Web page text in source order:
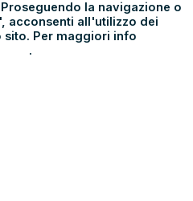
la navigazione o
acconsenti all'utilizzo dei
Per maggiori info
.